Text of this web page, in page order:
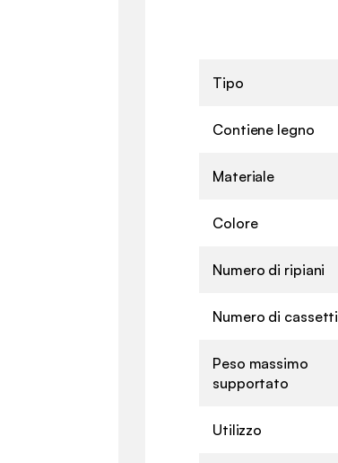
Tipo
Contiene legno
Materiale
Colore
Numero di ripiani
Numero di cassetti
Peso massimo
supportato
Utilizzo